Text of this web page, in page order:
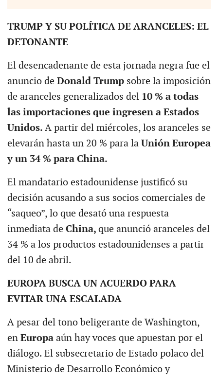
TRUMP Y SU POLÍTICA DE ARANCELES: EL
DETONANTE
El desencadenante de esta jornada negra fue el
anuncio deDonald Trumpsobre la imposición
de aranceles generalizados del10 % a todas
las importaciones que ingresen a Estados
Unidos. A partir del miércoles, los aranceles se
elevarán hasta un 20 % para la Unión Europea
y un 34 % para China.
El mandatario estadounidense justificó su
decisión acusando a sus socios comerciales de
“saqueo”, lo que desató una respuesta
inmediata de China, que anunció aranceles del
34 % a los productos estadounidenses a partir
del 10 de abril.
EUROPA BUSCA UN ACUERDO PARA
EVITAR UNA ESCALADA
A pesar del tono beligerante de Washington,
enEuropaaún hay voces que apuestan por el
diálogo. El subsecretario de Estado polaco del
Ministerio de Desarrollo Económico y